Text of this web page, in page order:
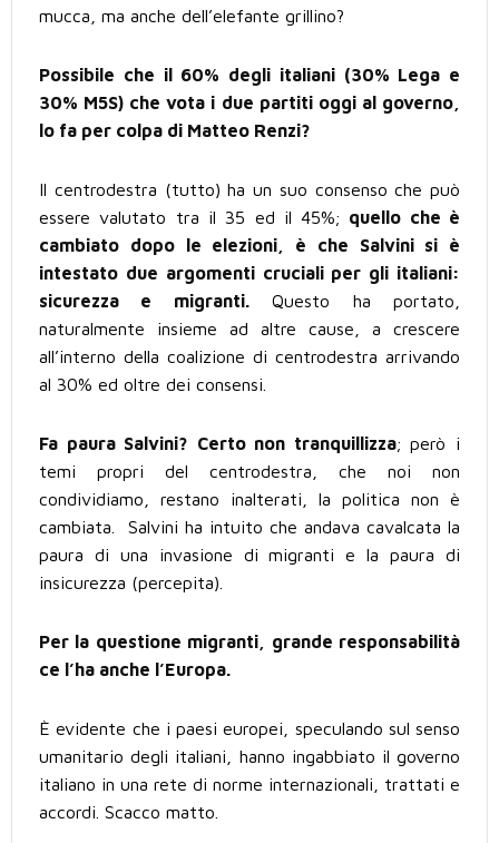
mucca, ma anche dell’elefante grillino?
Possibile che il 60% degli italiani (30% Lega e
30% M5S) che vota i due partiti oggi al governo,
lo fa per colpa di Matteo Renzi?
Il centrodestra (tutto) ha un suo consenso che può
essere valutato tra il 35 ed il 45%; quello che è
cambiato dopo le elezioni, è che Salvini si è
intestato due argomenti cruciali per gli italiani:
sicurezza e migranti.Questo ha portato,
naturalmente insieme ad altre cause, a crescere
all’interno della coalizione di centrodestra arrivando
al 30% ed oltre dei consensi.
Fa paura Salvini? Certo non tranquillizza; però i
temi propri del centrodestra, che noi non
condividiamo, restano inalterati, la politica non è
cambiata. Salvini ha intuito che andava cavalcata la
paura di una invasione di migranti e la paura di
insicurezza (percepita).
Per la questione migranti, grande responsabilità
ce l’ha anche l’Europa.
È evidente che i paesi europei, speculando sul senso
umanitario degli italiani, hanno ingabbiato il governo
italiano in una rete di norme internazionali, trattati e
accordi. Scacco matto.